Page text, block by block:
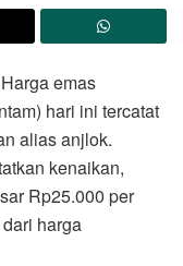
emas
hari ini tercatat
alias anjlok.
kenaikan,
Rp25.000 per
harga